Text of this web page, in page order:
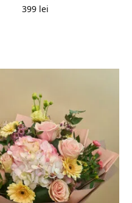
399 lei